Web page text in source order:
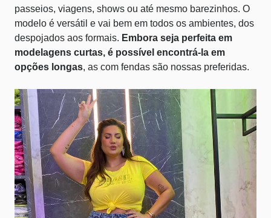
passeios, viagens, shows ou até mesmo barezinhos. O
modelo é versátil e vai bem em todos os ambientes, dos
despojados aos formais. Embora seja perfeita em
modelagens curtas, é possível encontrá-la em
opções longas, as com fendas são nossas preferidas.